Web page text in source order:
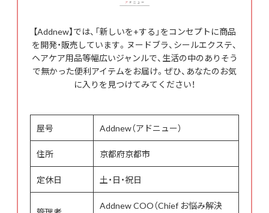
【Addnew】では、「新しいを+する」をコンセプトに商品
を開発・販売しています。ヌードブラ、シールエクステ、
ヘアケア用品等幅広いジャンルで、生活の中のありそう
で無かった便利アイテムをお届け。ぜひ、あなたのお気
に入りを見つけてみてください！
屋号 Addnew（アドニュー）
住所 京都府京都市
定休日 土・日・祝日
Addnew COO（Chief お悩み解決